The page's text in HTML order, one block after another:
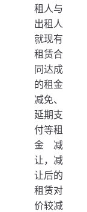
租人与
出租人
就现有
租赁合
同达成
的租金
减免、
延期支
付等租
金减
让，减
让后的
租赁对
价较减